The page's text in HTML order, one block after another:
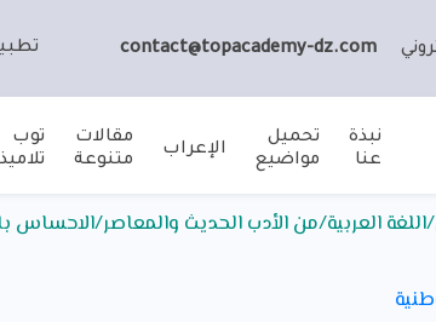
contact@topacademy-dz.com
نبذة
عنا
تحميل
مواضيع
الإعراب
مقالات
متنوعة
توب
تلاميذ
العربية/من الأدب الحديث والمعاصر/الاحساس